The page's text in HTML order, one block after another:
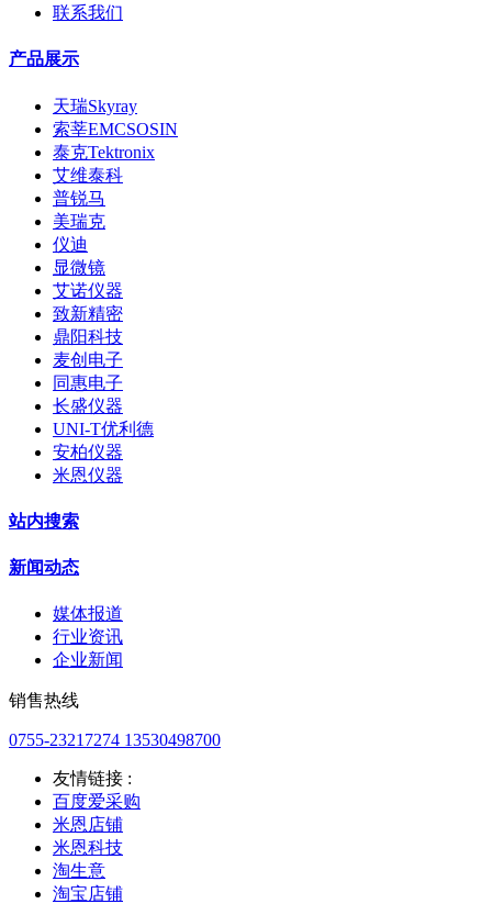
联系我们
产品展示
天瑞Skyray
索莘EMCSOSIN
泰克Tektronix
艾维泰科
普锐马
美瑞克
仪迪
显微镜
艾诺仪器
致新精密
鼎阳科技
麦创电子
同惠电子
长盛仪器
UNI-T优利德
安柏仪器
米恩仪器
站内搜索
新闻动态
媒体报道
行业资讯
企业新闻
销售热线
0755-23217274 13530498700
友情链接 :
百度爱采购
米恩店铺
米恩科技
淘生意
淘宝店铺